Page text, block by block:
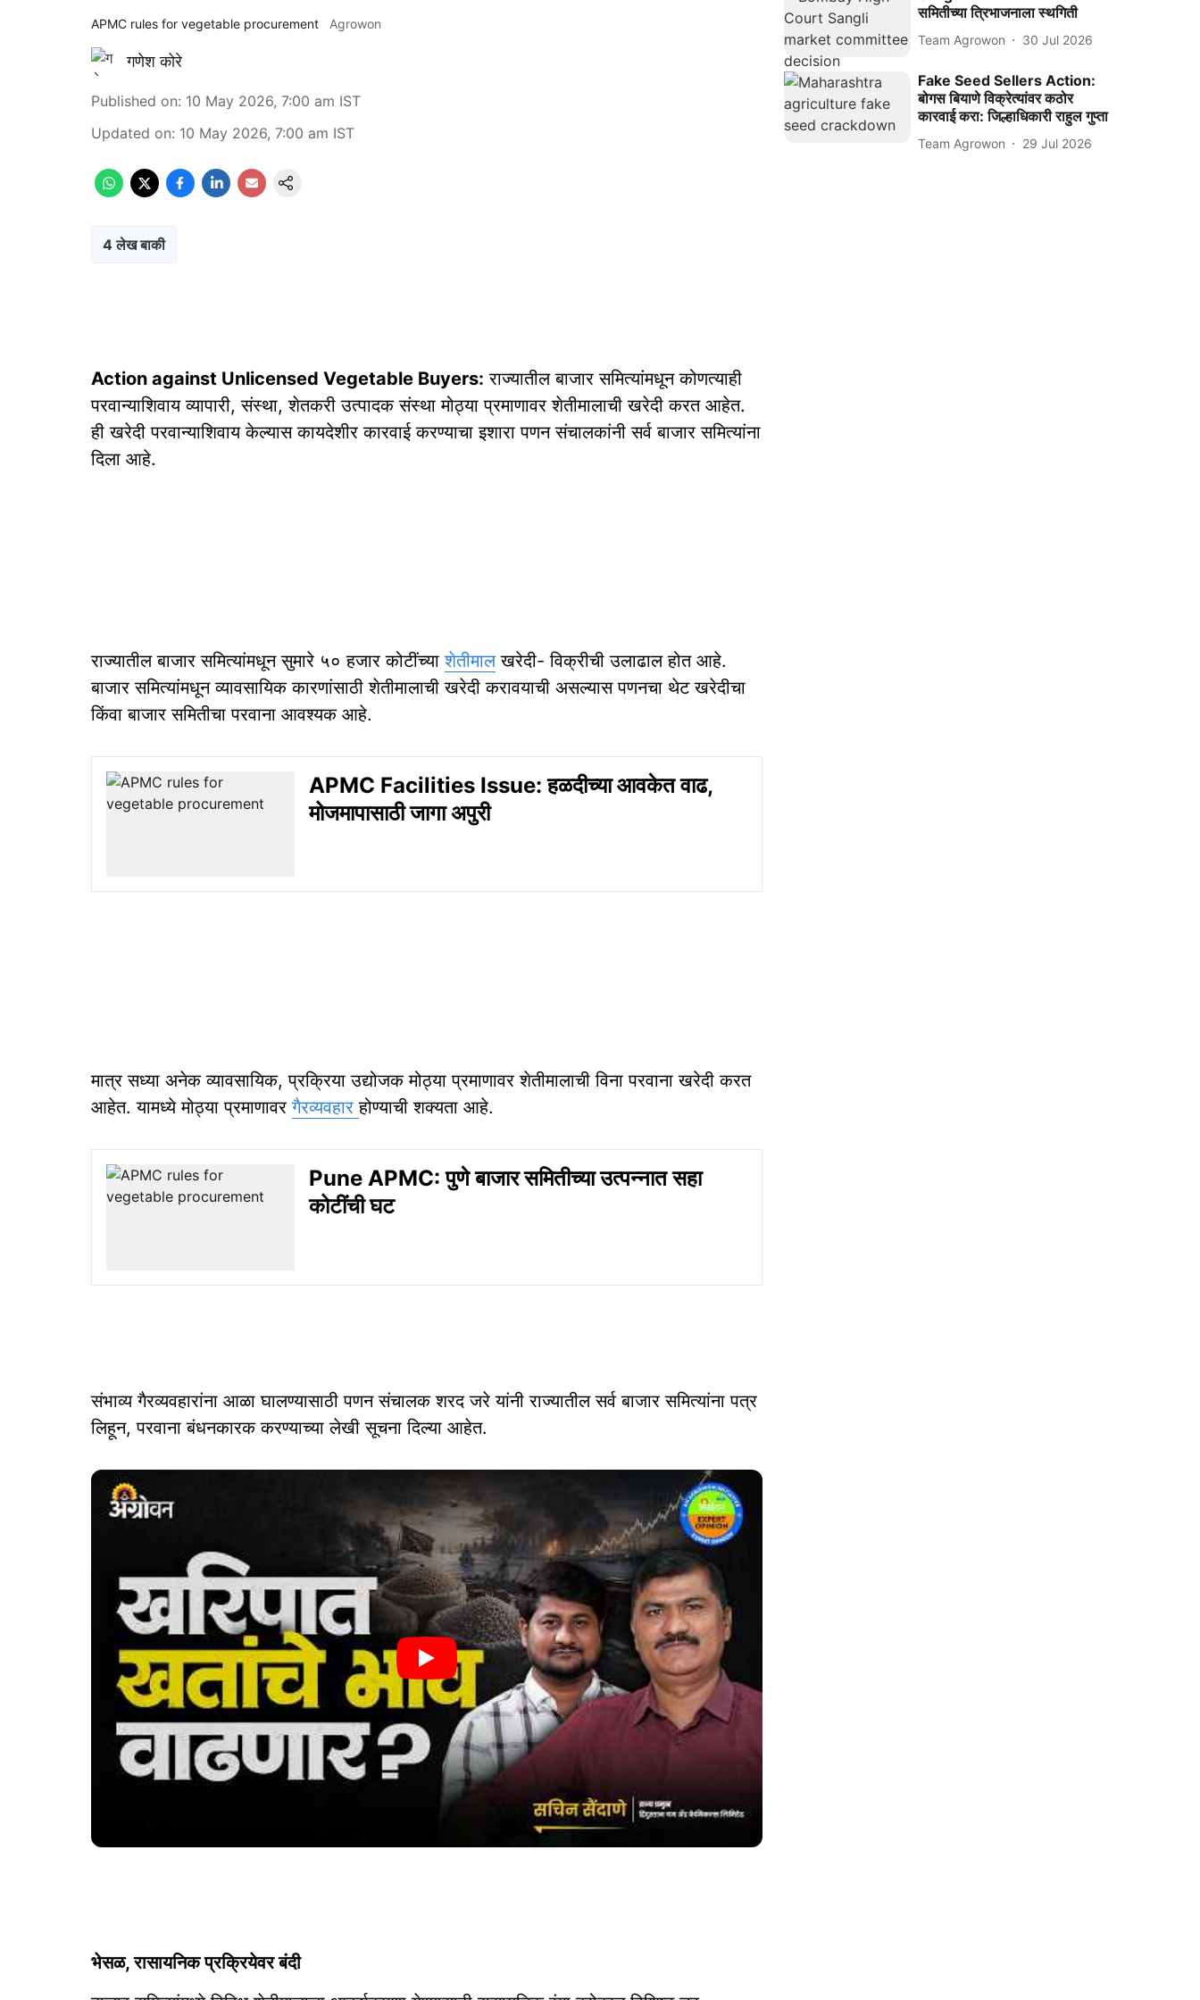
APMC rules for vegetable procurement Agrowon
गणेश कोरे
Published on: 10 May 2026, 7:00 am IST
Updated on: 10 May 2026, 7:00 am IST
4 लेख बाकी
Action against Unlicensed Vegetable Buyers: राज्यातील बाजार समित्यांमधून कोणत्याही
परवान्याशिवाय व्यापारी, संस्था, शेतकरी उत्पादक संस्था मोठ्या प्रमाणावर शेतीमालाची खरेदी करत आहेत.
ही खरेदी परवान्याशिवाय केल्यास कायदेशीर कारवाई करण्याचा इशारा पणन संचालकांनी सर्व बाजार समित्यांना
दिला आहे.
राज्यातील बाजार समित्यांमधून सुमारे ५० हजार कोटींच्याशेतीमालखरेदी- विक्रीची उलाढाल होत आहे.
बाजार समित्यांमधून व्यावसायिक कारणांसाठी शेतीमालाची खरेदी करावयाची असल्यास पणनचा थेट खरेदीचा
किंवा बाजार समितीचा परवाना आवश्‍यक आहे.
APMC Facilities Issue: हळदीच्या आवकेत वाढ,
मोजमापासाठी जागा अपुरी
मात्र सध्या अनेक व्यावसायिक, प्रक्रिया उद्योजक मोठ्या प्रमाणावर शेतीमालाची विना परवाना खरेदी करत
आहेत. यामध्ये मोठ्या प्रमाणावरगैरव्यवहारहोण्याची शक्यता आहे.
Pune APMC: पुणे बाजार समितीच्या उत्पन्नात सहा
कोटींची घट
संभाव्य गैरव्यवहारांना आळा घालण्यासाठी पणन संचालक शरद जरे यांनी राज्यातील सर्व बाजार समित्यांना पत्र
लिहून, परवाना बंधनकारक करण्याच्या लेखी सूचना दिल्या आहेत.
भेसळ, रासायनिक प्रक्रियेवर बंदी
समितीच्या त्रिभाजनाला स्थगिती
Team Agrowon 30 Jul 2026
Fake Seed Sellers Action:
बोगस बियाणे विक्रेत्यांवर कठोर
कारवाई करा: जिल्हाधिकारी राहुल गुप्ता
Team Agrowon 29 Jul 2026